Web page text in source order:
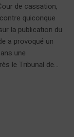
de cassation,
quiconque
la publication du
a provoqué un
une
le Tribunal de...